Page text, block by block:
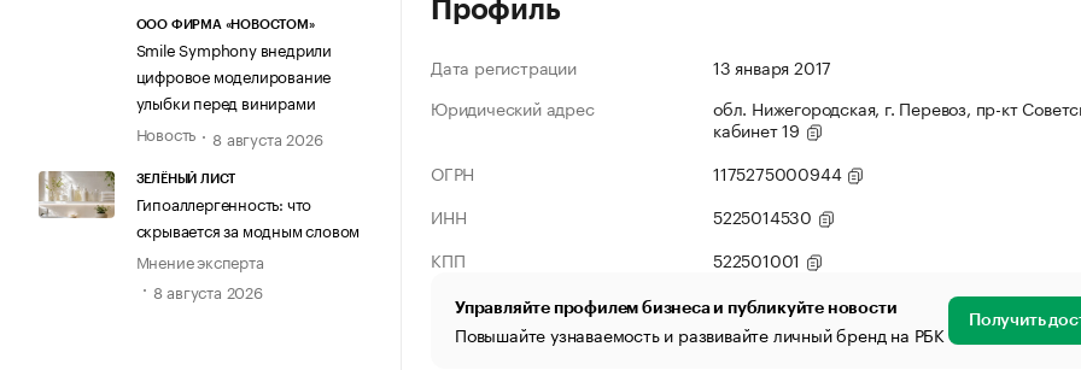
ООО ФИРМА «НОВОСТОМ»
Smile Symphony внедрили
цифровое моделирование
улыбки перед винирами
Новость
8 августа 2026
ЗЕЛЁНЫЙ ЛИСТ
Гипоаллергенность: что
скрывается за модным словом
Мнение эксперта
8 августа 2026
Профиль
Дата регистрации
13 января 2017
Юридический адрес
обл. Нижегородская, г. Перевоз, пр-кт
кабинет 19
ОГРН
1175275000944
ИНН
5225014530
КПП
522501001
Управляйте профилем бизнеса и публикуйте новости
Повышайте узнаваемость и развивайте личный бренд на РБК Получить